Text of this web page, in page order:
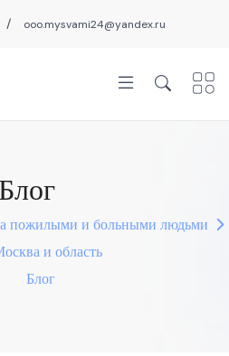
/ ooo.mysvami24@yandex.ru
Блог
пожилыми и больными людьми
и область
Блог